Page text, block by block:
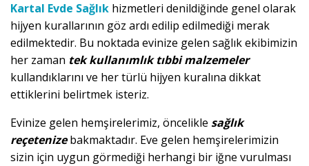
Kartal Evde Sağlık hizmetleri denildiğinde genel olarak
hijyen kurallarının göz ardı edilip edilmediği merak
edilmektedir. Bu noktada evinize gelen sağlık ekibimizin
her zaman tek kullanımlık tıbbi malzemeler
kullandıklarını ve her türlü hijyen kuralına dikkat
ettiklerini belirtmek isteriz.
Evinize gelen hemşirelerimiz, öncelikle sağlık
reçetenizebakmaktadır. Eve gelen hemşirelerimizin
sizin için uygun görmediği herhangi bir iğne vurulması